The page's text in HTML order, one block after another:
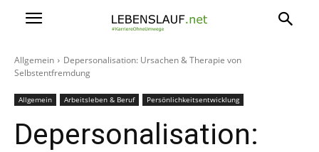
Allgemein
Depersonalisation: Ursachen & Therapie von
Selbstentfremdung
Allgemein Arbeitsleben & Beruf Persönlichkeitsentwicklung
Depersonalisation: